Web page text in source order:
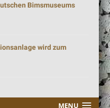
Bimsmuseums
wird zum
MENU